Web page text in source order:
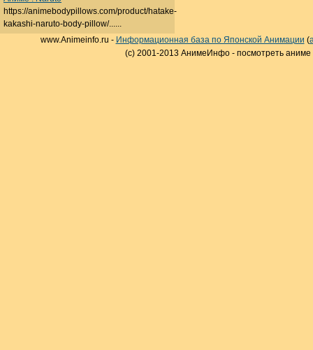
https://animebodypillows.com/product/hatake-
kakashi-naruto-body-pillow/......
www.Animeinfo.ru - Информационная база по Японской Анимации (
(c) 2001-2013 АнимеИнфо - посмотреть аниме